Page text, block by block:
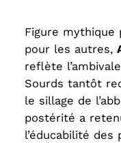
Figure mythique
pour les autres,
reflète
Sourds tantôt
le sillage de
postérité a
l’éducabilité des